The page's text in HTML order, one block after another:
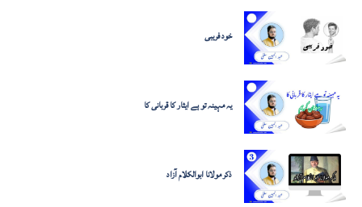
خود فریبی
یہ مہینہ تو ہے ایثار کا قربانی کا
ذکر مولانا ابوالکلام آزاد